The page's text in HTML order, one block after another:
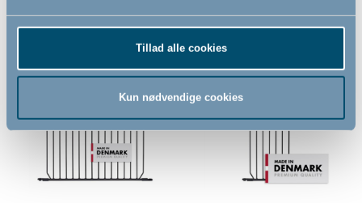
Tillad alle cookies
Kun nødvendige cookies
Relaterede produkter